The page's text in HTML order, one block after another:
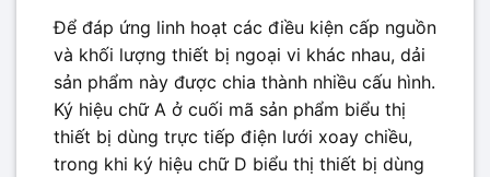
Để đáp ứng linh hoạt các điều kiện cấp nguồn
và khối lượng thiết bị ngoại vi khác nhau, dải
sản phẩm này được chia thành nhiều cấu hình.
Ký hiệu chữ A ở cuối mã sản phẩm biểu thị
thiết bị dùng trực tiếp điện lưới xoay chiều,
trong khi ký hiệu chữ D biểu thị thiết bị dùng